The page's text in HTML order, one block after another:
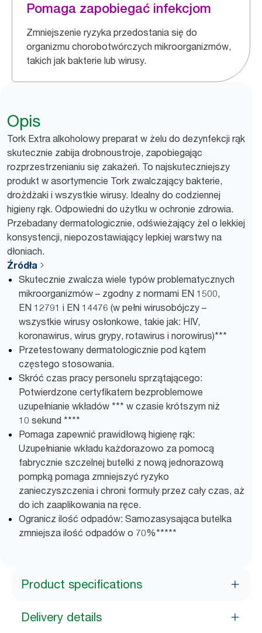
Pomaga zapobiegać infekcjom
Zmniejszenie ryzyka przedostania się do
organizmu chorobotwórczych mikroorganizmów,
takich jak bakterie lub wirusy.
Opis
Tork Extra alkoholowy preparat w żelu do dezynfekcji rąk
skutecznie zabija drobnoustroje, zapobiegając
rozprzestrzenianiu się zakażeń. To najskuteczniejszy
produkt w asortymencie Tork zwalczający bakterie,
drożdżaki i wszystkie wirusy. Idealny do codziennej
higieny rąk. Odpowiedni do użytku w ochronie zdrowia.
Przebadany dermatologicznie, odświeżający żel o lekkiej
konsystencji, niepozostawiający lepkiej warstwy na
dłoniach.
Źródła
Skutecznie zwalcza wiele typów problematycznych
mikroorganizmów – zgodny z normami EN 1500,
EN 12791 i EN 14476 (w pełni wirusobójczy –
wszystkie wirusy osłonkowe, takie jak: HIV,
koronawirus, wirus grypy, rotawirus i norowirus)***
Przetestowany dermatologicznie pod kątem
częstego stosowania.
Skróć czas pracy personelu sprzątającego:
Potwierdzone certyfikatem bezproblemowe
uzupełnianie wkładów *** w czasie krótszym niż
10 sekund ****
Pomaga zapewnić prawidłową higienę rąk:
Uzupełnianie wkładu każdorazowo za pomocą
fabrycznie szczelnej butelki z nową jednorazową
pompką pomaga zmniejszyć ryzyko
zanieczyszczenia i chroni formuły przez cały czas, aż
do ich zaaplikowania na ręce.
Ogranicz ilość odpadów: Samozasysająca butelka
zmniejsza ilość odpadów o 70%*****
Product specifications
Delivery details